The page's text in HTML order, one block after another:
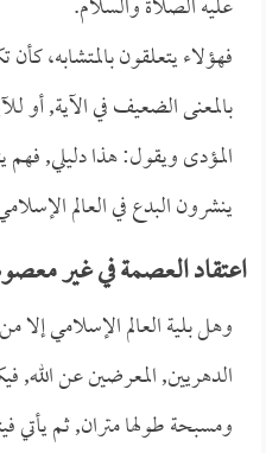
فهؤلاء يتعلقون بالمتشابه،
بالمعنى الضعيف في الآية, أو
المؤدى ويقول: هذا دليلي, فهم
ينشرون البدع في العالم
اعتقاد العصمة في غير
وهل بلية العالم الإسلامي إلا
الدهريين, المعرضين عن الله,
ومسبحة طولها متران, ثم